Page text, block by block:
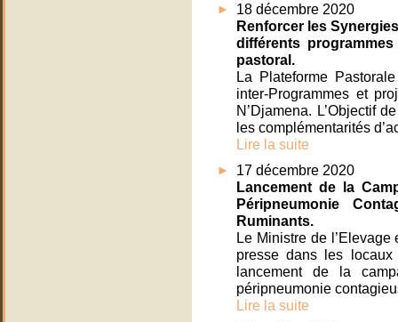
18 décembre 2020
Renforcer les
différents
pastoral.
La Plateforme
inter-Programmes et
N’Djamena. L’Objectif
les complémentarités
Lire la suite
17 décembre 2020
Lancement de la
Péripneumonie
Ruminants.
Le Ministre de
presse dans les
lancement de la
péripneumonie
Lire la suite